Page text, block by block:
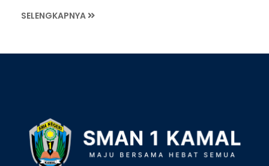
SELENGKAPNYA